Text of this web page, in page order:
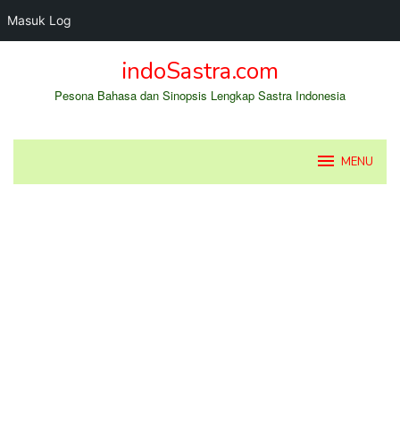
Masuk Log
indoSastra.com
Pesona Bahasa dan Sinopsis Lengkap Sastra Indonesia
MENU